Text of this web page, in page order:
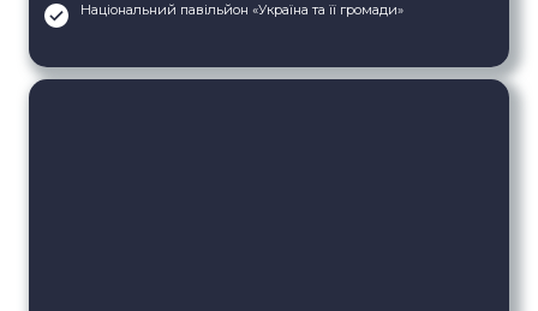
Національний павільйон «Україна та її громади»